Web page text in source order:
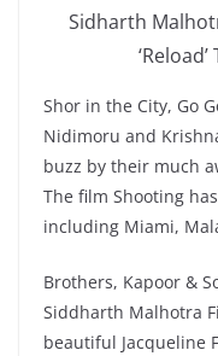
Sidharth
Shor in the City, Go
Nidimoru and
buzz by their much
The film Shooting
including Miami,
Brothers, Kapoor &
Siddharth Malhotra
beautiful Jacqueline